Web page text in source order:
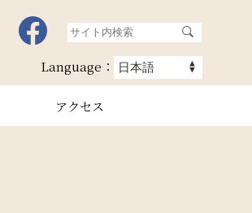
Language：
アクセス